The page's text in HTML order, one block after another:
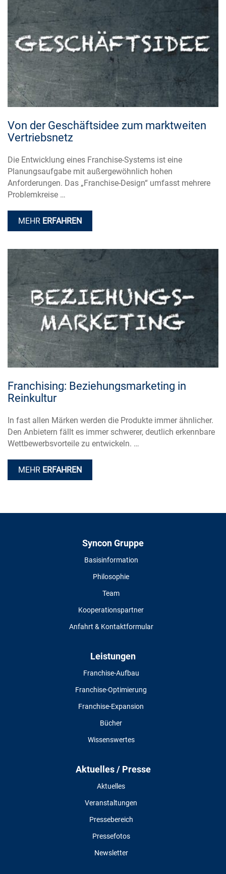
Von der Geschäftsidee zum marktweiten
Vertriebsnetz
Die Entwicklung eines Franchise-Systems ist eine
Planungsaufgabe mit außergewöhnlich hohen
Anforderungen. Das „Franchise-Design“ umfasst mehrere
Problemkreise …
MEHR ERFAHREN
Franchising: Beziehungsmarketing in
Reinkultur
In fast allen Märken werden die Produkte immer ähnlicher.
Den Anbietern fällt es immer schwerer, deutlich erkennbare
Wettbewerbsvorteile zu entwickeln. …
MEHR ERFAHREN
Syncon Gruppe
Basisinformation
Philosophie
Team
Kooperationspartner
Anfahrt & Kontaktformular
Leistungen
Franchise-Aufbau
Franchise-Optimierung
Franchise-Expansion
Bücher
Wissenswertes
Aktuelles / Presse
Aktuelles
Veranstaltungen
Pressebereich
Pressefotos
Newsletter